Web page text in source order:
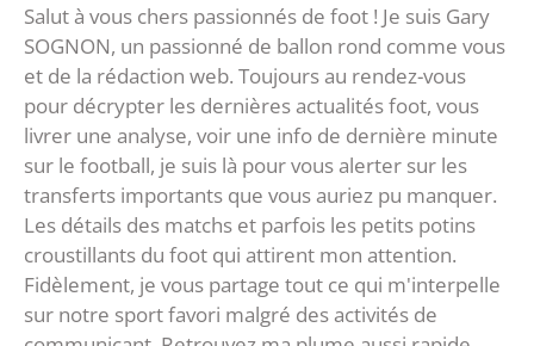
Salut à vous chers passionnés de foot ! Je suis Gary
SOGNON, un passionné de ballon rond comme vous
et de la rédaction web. Toujours au rendez-vous
pour décrypter les dernières actualités foot, vous
livrer une analyse, voir une info de dernière minute
sur le football, je suis là pour vous alerter sur les
transferts importants que vous auriez pu manquer.
Les détails des matchs et parfois les petits potins
croustillants du foot qui attirent mon attention.
Fidèlement, je vous partage tout ce qui m'interpelle
sur notre sport favori malgré des activités de